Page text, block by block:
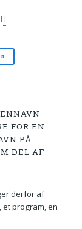
FOR EN
PÅ
DEL AF
derfor af
et program, en